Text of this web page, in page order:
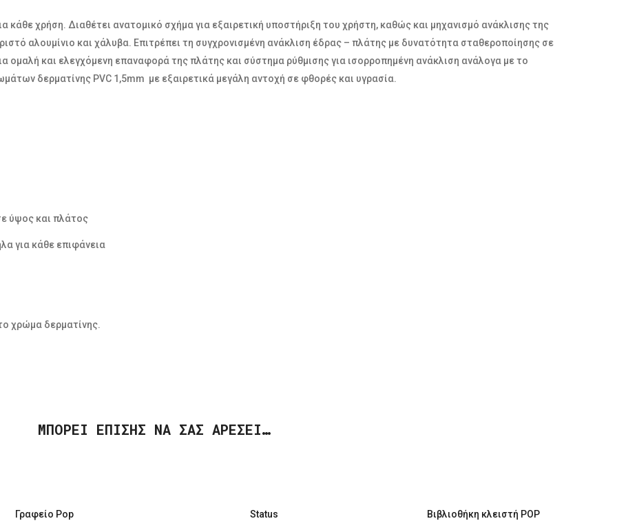
κάθε χρήση. Διαθέτει ανατομικό σχήμα για εξαιρετική υποστήριξη του χρήστη, καθώς και μηχανισμό ανάκλισης της
αλουμίνιο και χάλυβα. Επιτρέπει τη συγχρονισμένη ανάκλιση έδρας – πλάτης με δυνατότητα σταθεροποίησης σε
ομαλή και ελεγχόμενη επαναφορά της πλάτης και σύστημα ρύθμισης για ισορροπημένη ανάκλιση ανάλογα με το
δερματίνης PVC 1,5mm με εξαιρετικά μεγάλη αντοχή σε φθορές και υγρασία.
ύψος και πλάτος
για κάθε επιφάνεια
χρώμα δερματίνης.
ΜΠΟΡΕΊ ΕΠΊΣΗΣ ΝΑ ΣΑΣ ΑΡΈΣΕΙ…
Γραφείο Pop
Status
Βιβλιοθήκη κλειστή POP